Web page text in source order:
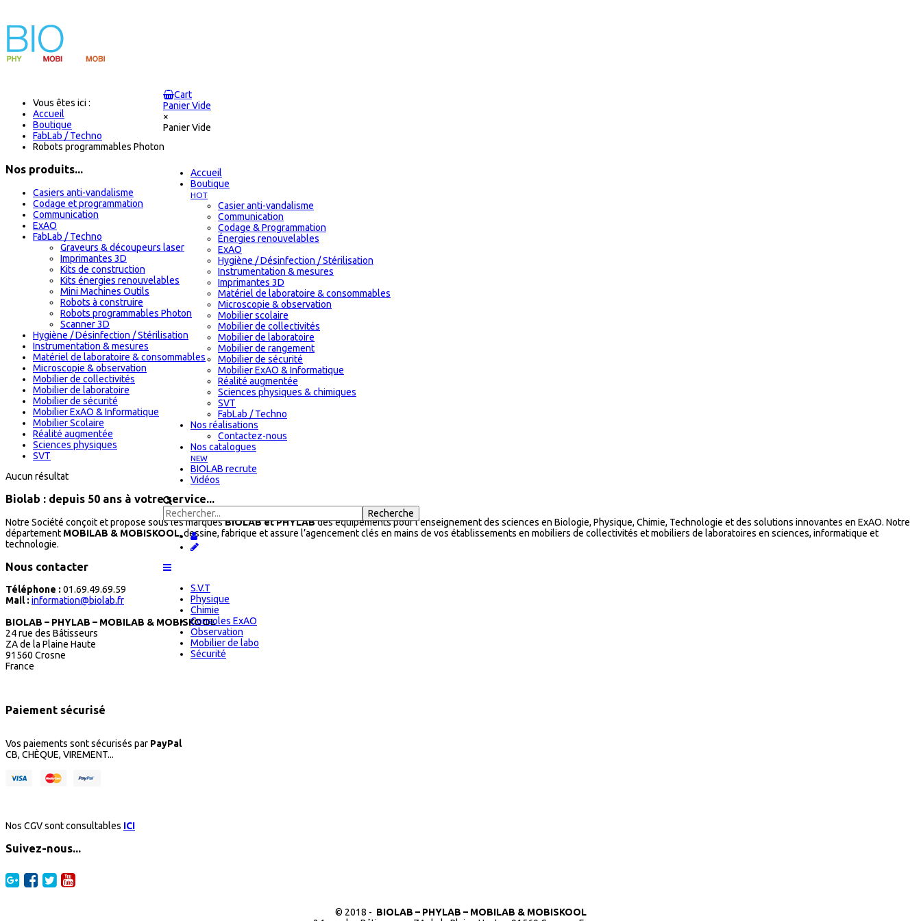
Cart
Panier Vide
×
Panier Vide
Accueil
Boutique
HOT
Casier anti-vandalisme
Communication
Codage & Programmation
Énergies renouvelables
ExAO
Hygiène / Désinfection / Stérilisation
Instrumentation & mesures
Imprimantes 3D
Matériel de laboratoire & consommables
Microscopie & observation
Mobilier scolaire
Mobilier de collectivités
Mobilier de laboratoire
Mobilier de rangement
Mobilier de sécurité
Mobilier ExAO & Informatique
Réalité augmentée
Sciences physiques & chimiques
SVT
FabLab / Techno
Nos réalisations
Contactez-nous
Nos catalogues
NEW
BIOLAB recrute
Vidéos
S.V.T
Physique
Chimie
Consoles ExAO
Observation
Mobilier de labo
Sécurité
Vous êtes ici :
Accueil
Boutique
FabLab / Techno
Robots programmables Photon
Nos produits...
Casiers anti-vandalisme
Codage et programmation
Communication
ExAO
FabLab / Techno
Graveurs & découpeurs laser
Imprimantes 3D
Kits de construction
Kits énergies renouvelables
Mini Machines Outils
Robots à construire
Robots programmables Photon
Scanner 3D
Hygiène / Désinfection / Stérilisation
Instrumentation & mesures
Matériel de laboratoire & consommables
Microscopie & observation
Mobilier de collectivités
Mobilier de laboratoire
Mobilier de sécurité
Mobilier ExAO & Informatique
Mobilier Scolaire
Réalité augmentée
Sciences physiques
SVT
Aucun résultat
Biolab : depuis 50 ans à votre service...
Notre Société conçoit et propose sous les marquesBIOLAB et PHYLABdes équipements pour l'enseignement des sciences en Biologie, Physique, Chimie, Technologie et des solutions innovantes en ExAO. Notre
département MOBILAB & MOBISKOOL, dessine, fabrique et assure l’agencement clés en mains de vos établissements en mobiliers de collectivités et mobiliers de laboratoires en sciences, informatique et
technologie.
Nous contacter
Téléphone : 01.69.49.69.59
Mail : information@biolab.fr
BIOLAB – PHYLAB – MOBILAB & MOBISKOOL
24 rue des Bâtisseurs
ZA de la Plaine Haute
91560 Crosne
France
Paiement sécurisé
Vos paiements sont sécurisés par PayPal
CB, CHÈQUE, VIREMENT...
Nos CGV sont consultables ICI
Suivez-nous...
© 2018 - BIOLAB – PHYLAB – MOBILAB & MOBISKOOL